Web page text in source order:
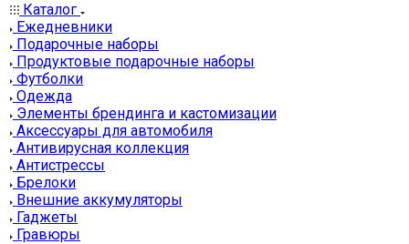
Каталог
Ежедневники
Подарочные наборы
Продуктовые подарочные наборы
Футболки
Одежда
Элементы брендинга и кастомизации
Аксессуары для автомобиля
Антивирусная коллекция
Антистрессы
Брелоки
Внешние аккумуляторы
Гаджеты
Гравюры